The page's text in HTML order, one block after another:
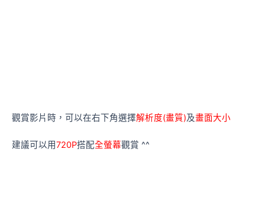
觀賞影片時，可以在右下角選擇解析度(畫質)及畫面大小
建議可以用720P搭配全螢幕觀賞 ^^